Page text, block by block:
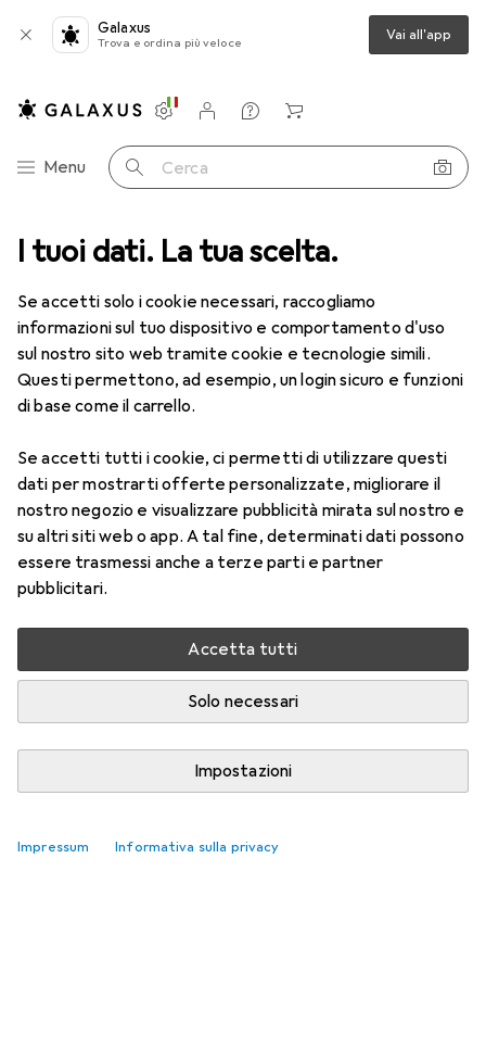
I tuoi dati. La tua scelta.
Se accetti solo i cookie necessari, raccogliamo
informazioni sul tuo dispositivo e comportamento d'uso
sul nostro sito web tramite cookie e tecnologie simili.
Questi permettono, ad esempio, un login sicuro e funzioni
di base come il carrello.
Se accetti tutti i cookie, ci permetti di utilizzare questi
dati per mostrarti offerte personalizzate, migliorare il
nostro negozio e visualizzare pubblicità mirata sul nostro e
su altri siti web o app. A tal fine, determinati dati possono
essere trasmessi anche a terze parti e partner
pubblicitari.
Accetta tutti
Solo necessari
Impostazioni
Impressum Informativa sulla privacy
Galaxus
Trova e ordina più veloce Vai all'app
Categoria Navigazione
Menu Cerca
Impostazioni
Conto cliente
Liste di confronto
Liste dei desideri
Carrello
Tutte le categorie Erotismo Sex Toys
Palline geisha
Prodotti Forum